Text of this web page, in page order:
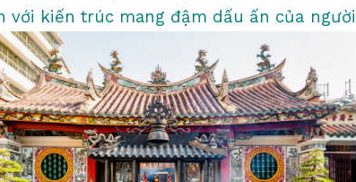
với kiến trúc mang đậm dấu ấn của người